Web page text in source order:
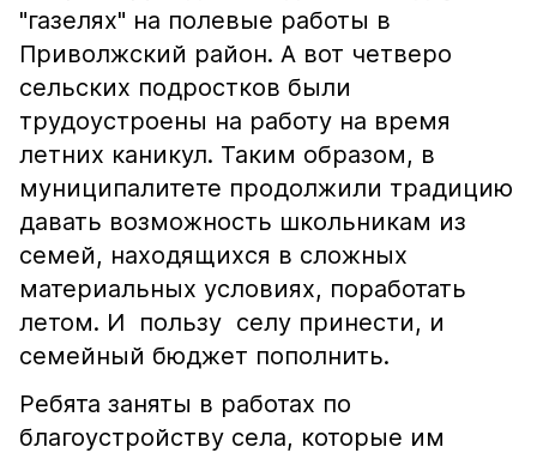
"газелях" на полевые работы в
Приволжский район. А вот четверо
сельских подростков были
трудоустроены на работу на время
летних каникул. Таким образом, в
муниципалитете продолжили традицию
давать возможность школьникам из
семей, находящихся в сложных
материальных условиях, поработать
летом. И пользу селу принести, и
семейный бюджет пополнить.
Ребята заняты в работах по
благоустройству села, которые им